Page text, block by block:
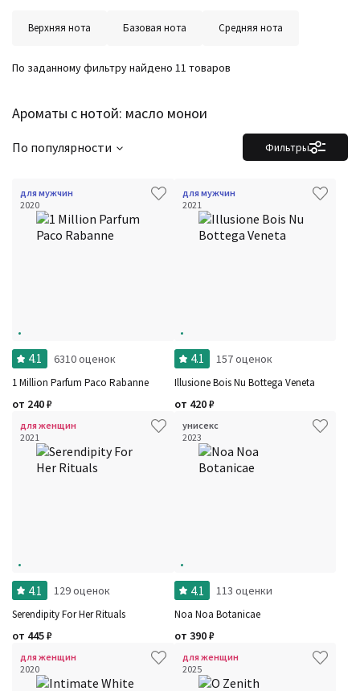
Верхняя нота Базовая нота Средняя нота
Ароматы с нотой: масло монои
По заданному фильтру найдено 11 товаров
Фильтры
По популярности
Сбросить все
Ароматы за последние годы
для мужчин
2020
4.1 6310 оценок
1 Million Parfum Paco Rabanne
от 240₽
для мужчин
2021
4.1 157 оценок
Illusione Bois Nu Bottega Veneta
от 420₽
для женщин
2021
4.1 129 оценок
Serendipity For Her Rituals
от 445₽
унисекс
2023
4.1 113 оценки
Noa Noa Botanicae
от 390₽
для женщин
2020
для женщин
2025